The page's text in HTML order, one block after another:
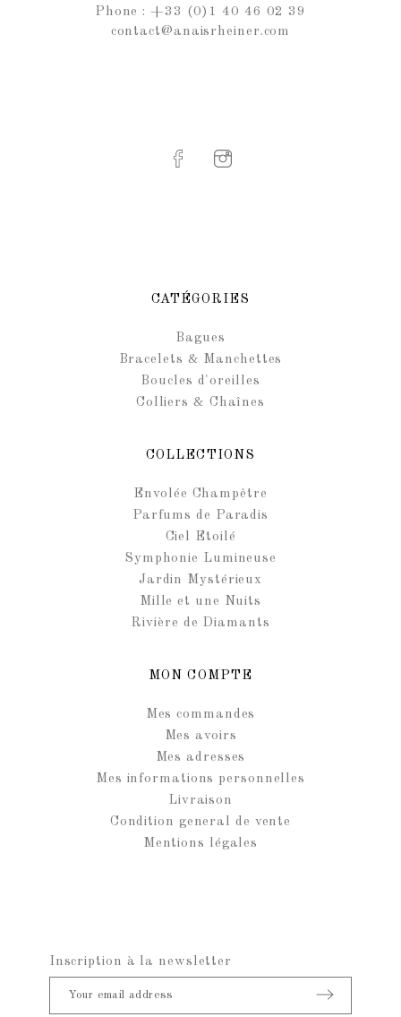
Phone : +33 (0)1 40 46 02 39
contact@anaisrheiner.com
CATÉGORIES
Bagues
Bracelets & Manchettes
Boucles d'oreilles
Colliers & Chaînes
COLLECTIONS
Envolée Champêtre
Parfums de Paradis
Ciel Etoilé
Symphonie Lumineuse
Jardin Mystérieux
Mille et une Nuits
Rivière de Diamants
MON COMPTE
Mes commandes
Mes avoirs
Mes adresses
Mes informations personnelles
Livraison
Condition general de vente
Mentions légales
Inscription à la newsletter